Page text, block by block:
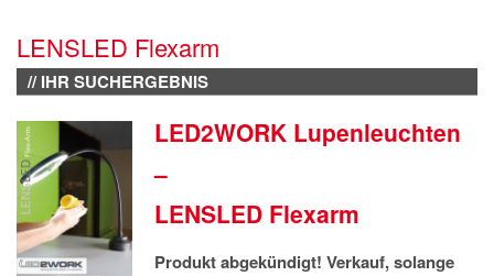
DATENSCHUTZ
LENSLED Flexarm
// IHR SUCHERGEBNIS
LED2WORK Lupenleuchten
–
LENSLED Flexarm
Produkt abgekündigt! Verkauf, solange